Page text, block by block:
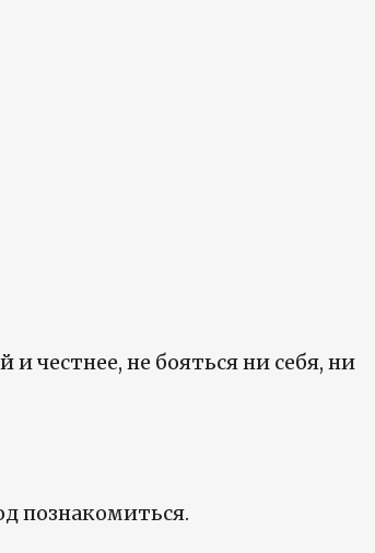
честнее, не бояться ни себя, ни
познакомиться.